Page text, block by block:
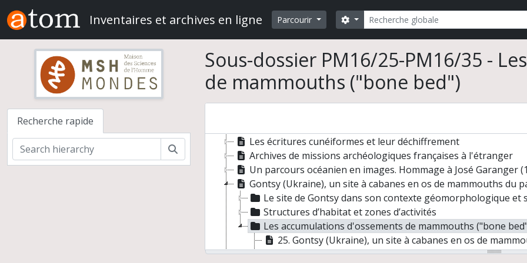
Skip to main content
Inventaires et archives en ligne Parcourir Rechercher
Search options
Recherche rapide
Rechercher
Sous-dossier PM16/25-PM16/35 -
de mammouths ("bone bed")
Exposition pour le 3ème congrès de l'ICAANE (International Congress on
Trois millénaires de civilisation entre Colombie et Equateur.
Reconstitution de l'habitat néolithique à Khirokitia (Chypre)
Vivre avec les rennes. Adaptations biologiques et culturelles :
Hommage à l'hospitalité syrienne
Momies de la Keriya. Découverte de la Mission Archéologique
Les écritures cunéiformes et leur déchiffrement
Archives de missions archéologiques françaises à l'étranger
Un parcours océanien en images. Hommage à José Garanger
Gontsy (Ukraine), un site à cabanes en os de mammouths du
Le site de Gontsy dans son contexte géomorphologique et
Structures d’habitat et zones d’activités
Les accumulations d'ossements de mammouths ("bone
25. Gontsy (Ukraine), un site à cabanes en os de mammouths du paléolithique supérieur récents. En haut : La zone des dépotoirs en périphérie
26. Gontsy (Ukraine), un site à cabanes en os de mammouths du paléolithique supérieur